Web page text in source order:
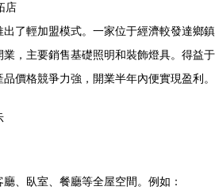
店
了輕加盟模式。一家位于經濟較發達鄉鎮
，主要銷售基礎照明和裝飾燈具。得益于
價格競爭力強，開業半年內便實現盈利。
、臥室、餐廳等全屋空間。例如：